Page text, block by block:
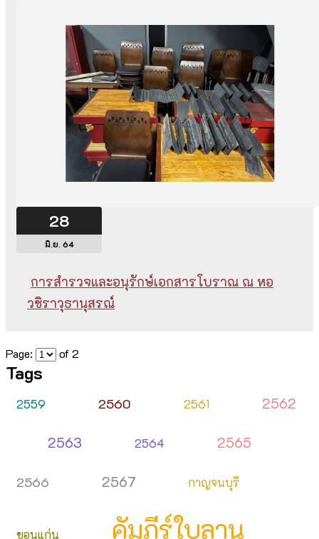
28
มิ.ย. 64
การสำรวจและอนุรักษ์เอกสารโบราณ ณ หอ
วชิราวุธานุสรณ์
Page: of2
Tags
2559 2560 2561 2562
2563 2564 2565
2566 2567 กาญจนบุรี
ขอนแก่น คัมภีร์ใบลาน